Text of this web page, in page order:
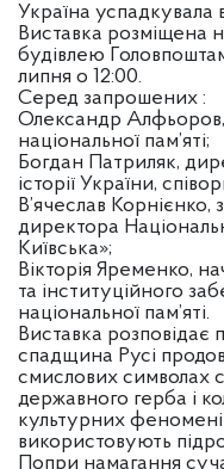
Україна успадкувала
Виставка розміщена
будівлею
липня о 12:00.
Серед запрошених :
Олександр Алфьоров,
національної пам’яті;
Богдан Патриляк,
історії України,
В’ячеслав Корнієнко,
директора
Київська»;
Вікторія Яременко,
та інституційного
національної пам’яті.
Виставка розповідає
спадщина Русі
смислових символах
державного герба і
культурних феноменів
використовують
Попри намагання